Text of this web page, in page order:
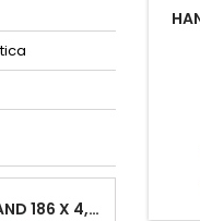
KABELBAND 186 X 4,8MM TY25MX TY-RAP SVARTA 1000 ST